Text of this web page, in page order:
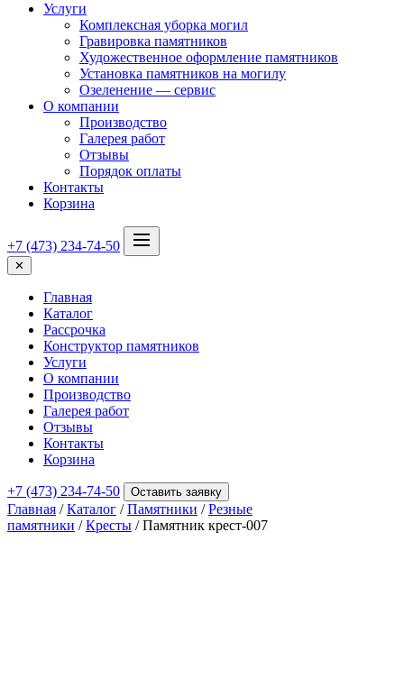
Услуги
Комплексная уборка могил
Гравировка памятников
Художественное оформление памятников
Установка памятников на могилу
Озеленение — сервис
О компании
Производство
Галерея работ
Отзывы
Порядок оплаты
Контакты
Корзина
+7 (473) 234-74-50
✕
Главная
Каталог
Рассрочка
Конструктор памятников
Услуги
О компании
Производство
Галерея работ
Отзывы
Контакты
Корзина
+7 (473) 234-74-50 Оставить заявку
Главная /Каталог /Памятники /Резные
памятники /Кресты / Памятник крест-007